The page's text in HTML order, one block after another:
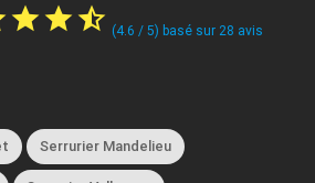
star star star_half (4.6 / 5) basé sur 28 avis
Serrurier Mandelieu